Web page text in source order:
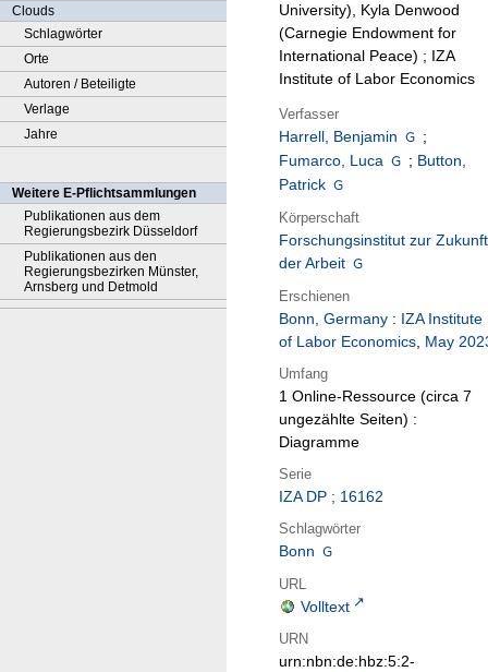
Clouds
Schlagwörter
Orte
Autoren / Beteiligte
Verlage
Jahre
Weitere E-Pflichtsammlungen
Publikationen aus dem
Regierungsbezirk Düsseldorf
Publikationen aus den
Regierungsbezirken Münster,
Arnsberg und Detmold
University), Kyla Denwood
(Carnegie Endowment for
International Peace) ; IZA
Institute of Labor Economics
Verfasser
Harrell, Benjamin
;
Fumarco, Luca
; Button,
Patrick
Körperschaft
Forschungsinstitut zur Zukunft
der Arbeit
Erschienen
Bonn, Germany : IZA Institute
of Labor Economics, May
Umfang
1 Online-Ressource (circa 7
ungezählte Seiten) :
Diagramme
Serie
IZA DP ; 16162
Schlagwörter
Bonn
URL
Volltext
URN
urn:nbn:de:hbz:5:2-